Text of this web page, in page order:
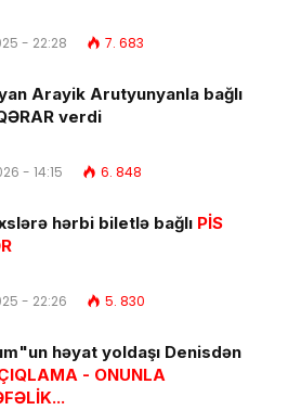
- 22:28 7. 683
Arayik Arutyunyanla bağlı
verdi
- 14:15 6. 848
hərbi biletlə bağlı PİS
- 22:26 5. 830
həyat yoldaşı Denisdən
- ONUNLA